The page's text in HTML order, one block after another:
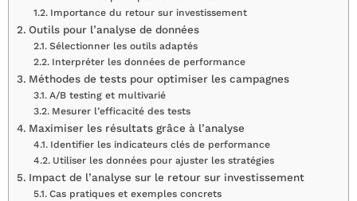
Importance du retour sur investissement
Outils pour l’analyse de données
Sélectionner les outils adaptés
Interpréter les données de performance
Méthodes de tests pour optimiser les campagnes
A/B testing et multivarié
Mesurer l’efficacité des tests
Maximiser les résultats grâce à l’analyse
Identifier les indicateurs clés de performance
Utiliser les données pour ajuster les stratégies
Impact de l’analyse sur le retour sur investissement
Cas pratiques et exemples concrets